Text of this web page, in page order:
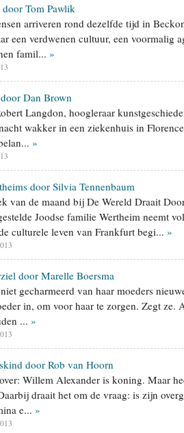
Tom Pawlik
arriveren rond dezelfde tijd in
een verdwenen cultuur, een voormalig
famil... »
Dan Brown
Langdon, hoogleraar
wakker in een ziekenhuis in
»
door Silvia Tennenbaum
van de maand bij De Wereld Draait
Joodse familie Wertheim neemt
culturele leven van Frankfurt begi... »
door Marelle Boersma
gecharmeerd van haar moeders
in, om voor haar te zorgen. Zegt ze.
... »
door Rob van Hoorn
Willem Alexander is koning. Maar
draait het om de vraag: is zijn
e... »